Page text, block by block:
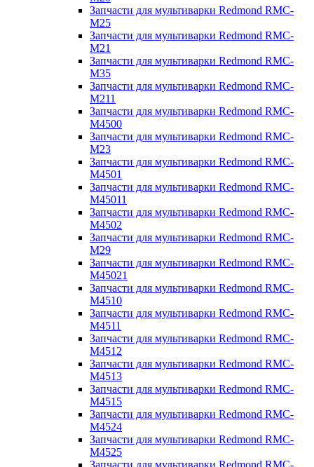
Запчасти для мультиварки Redmond RMC-
M25
Запчасти для мультиварки Redmond RMC-
M21
Запчасти для мультиварки Redmond RMC-
M35
Запчасти для мультиварки Redmond RMC-
M211
Запчасти для мультиварки Redmond RMC-
M4500
Запчасти для мультиварки Redmond RMC-
M23
Запчасти для мультиварки Redmond RMC-
M4501
Запчасти для мультиварки Redmond RMC-
M45011
Запчасти для мультиварки Redmond RMC-
M4502
Запчасти для мультиварки Redmond RMC-
M29
Запчасти для мультиварки Redmond RMC-
M45021
Запчасти для мультиварки Redmond RMC-
M4510
Запчасти для мультиварки Redmond RMC-
M4511
Запчасти для мультиварки Redmond RMC-
M4512
Запчасти для мультиварки Redmond RMC-
M4513
Запчасти для мультиварки Redmond RMC-
M4515
Запчасти для мультиварки Redmond RMC-
M4524
Запчасти для мультиварки Redmond RMC-
M4525
Запчасти для мультиварки Redmond RMC-